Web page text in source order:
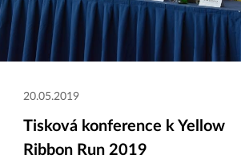
20.05.2019
Tisková konference k Yellow
Ribbon Run 2019